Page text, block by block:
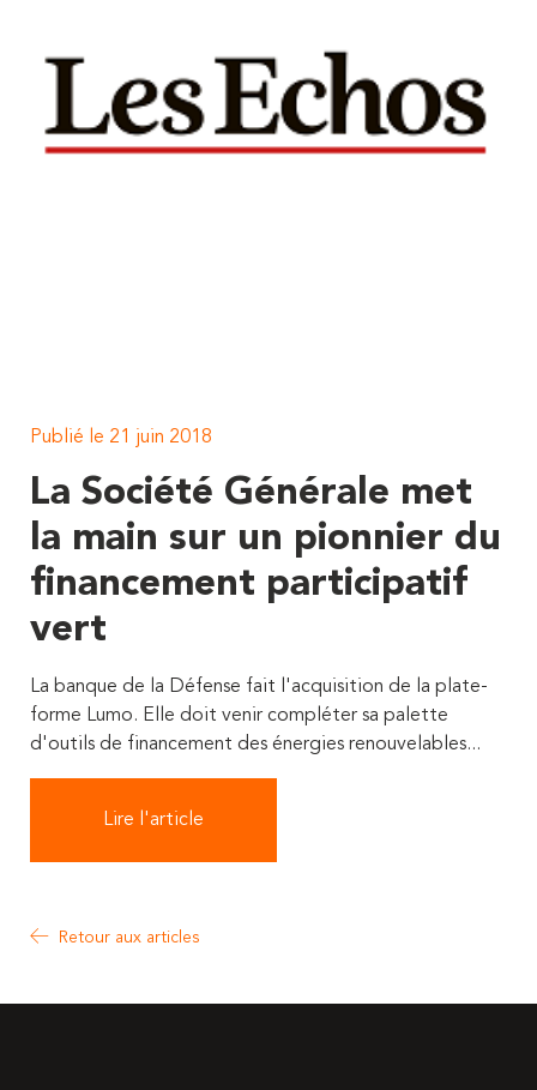
Publié le 21 juin 2018
La Société Générale met
la main sur un pionnier du
financement participatif
vert
La banque de la Défense fait l'acquisition de la plate-
forme Lumo. Elle doit venir compléter sa palette
d'outils de financement des énergies renouvelables...
Lire l'article
Retour aux articles